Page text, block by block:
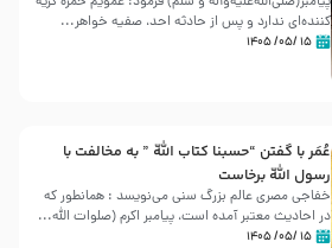
کننده‌ای ندارد و پس از حادثه احد، صفیه خواهر...
۱۵ /۰۵/ ۱۴۰۵
عُمَر با گفتن “حسبنا كتاب اللّه ” به مخالفت با
رسول اللّه برخاست
خفاجی مصری عالم بزرگ سنی می‌نویسد : همانطور که
در احادیث معتبر آمده است، پیامبر اکرم (صلوات اللّه...
۱۵ /۰۵/ ۱۴۰۵